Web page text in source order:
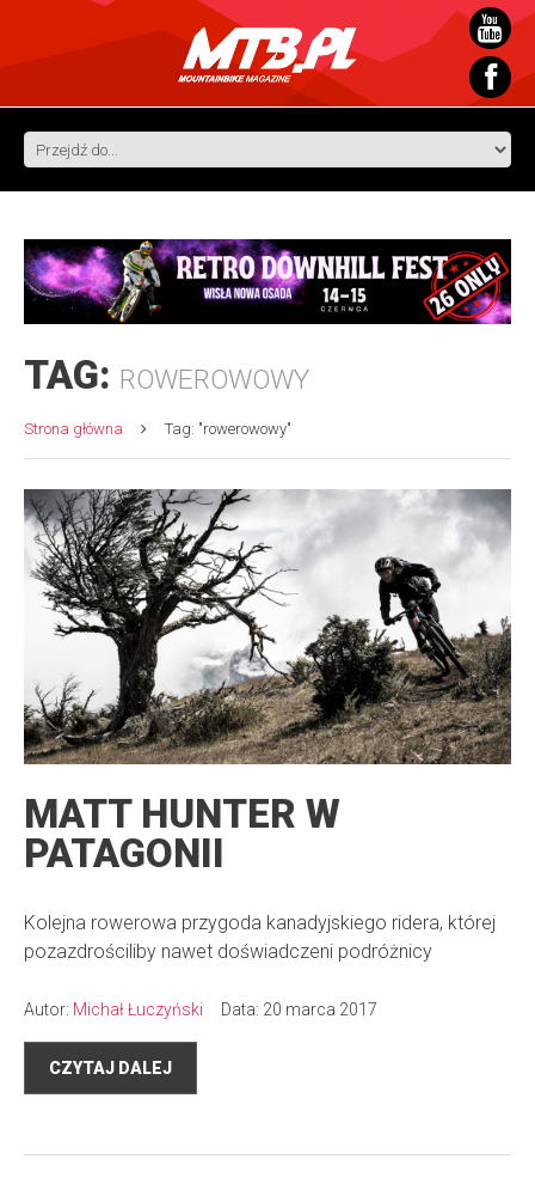
TAG: ROWEROWOWY
Strona główna Tag: "rowerowowy"
MATT HUNTER W
PATAGONII
Kolejna rowerowa przygoda kanadyjskiego ridera, której
pozazdrościliby nawet doświadczeni podróżnicy
Autor: Michał Łuczyński Data: 20 marca 2017
CZYTAJ DALEJ